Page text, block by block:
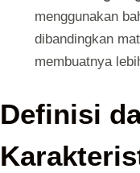
menggunakan
dibandingkan
membuatnya
Definisi